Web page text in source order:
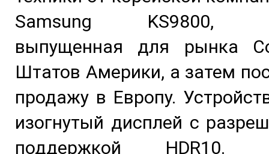
Samsung KS9800,
выпущенная для рынка
Штатов Америки, а затем
продажу в Европу.
изогнутый дисплей с
поддержкой HDR10.